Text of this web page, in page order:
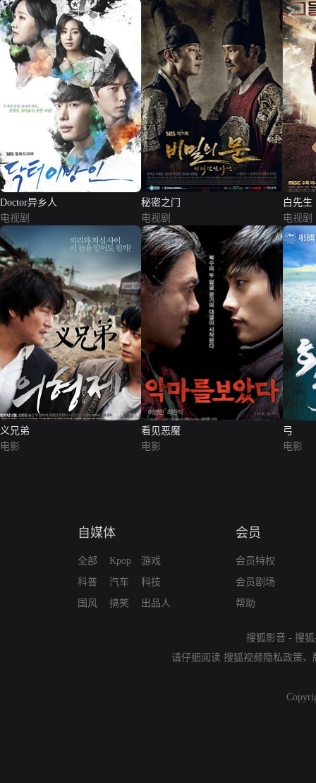
Doctor异乡人
电视剧
秘密之门
电视剧
白先生
电视剧
义兄弟
电影
看见恶魔
电影
弓
电影
自媒体
全部
科普
国风
Kpop
汽车
搞笑
游戏
科技
出品人
会员
会员特权
会员剧场
帮助
搜狐影音 - 搜
请仔细阅读 搜狐视频隐私政策、